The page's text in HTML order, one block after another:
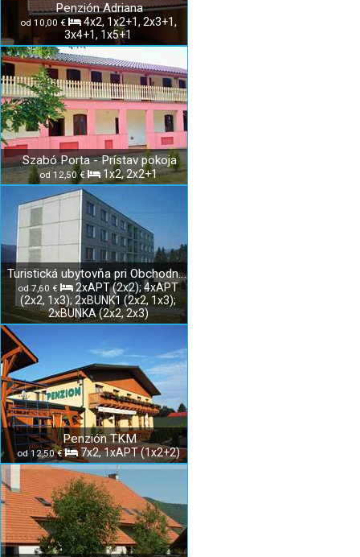
Penzión Adriana
od 10,00 €
4x2, 1x2+1, 2x3+1,
3x4+1, 1x5+1
Szabó Porta - Prístav pokoja
od 12,50 € 1x2, 2x2+1
Turistická ubytovňa pri Obchodnej akadémii v Rožňave
od 7,60 €
2xAPT (2x2); 4xAPT
(2x2, 1x3); 2xBUNK1 (2x2, 1x3);
2xBUNKA (2x2, 2x3)
Penzión TKM
od 12,50 € 7x2, 1xAPT (1x2+2)